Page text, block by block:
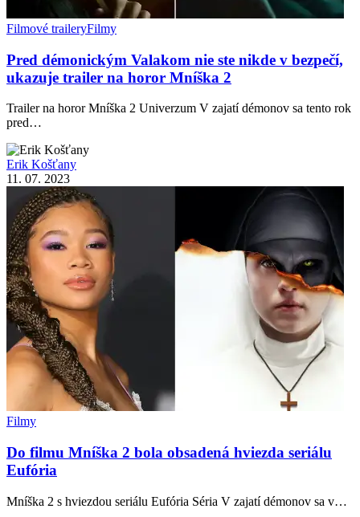
Filmové traileryFilmy
Pred démonickým Valakom nie ste nikde v bezpečí,
ukazuje trailer na horor Mníška 2
Trailer na horor Mníška 2 Univerzum V zajatí démonov sa tento rok
pred…
Erik Košťany
11. 07. 2023
Filmy
Do filmu Mníška 2 bola obsadená hviezda seriálu
Eufória
Mníška 2 s hviezdou seriálu Eufória Séria V zajatí démonov sa v…